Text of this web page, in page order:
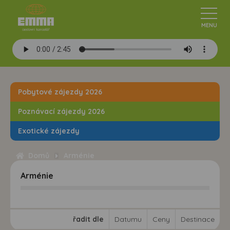
Pobytové zájezdy 2026
Poznávací zájezdy 2026
Exotické zájezdy
Arménie
řadit dle Datumu Ceny Destinace